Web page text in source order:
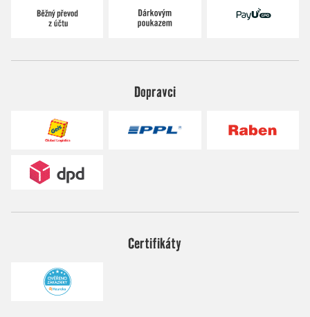
Dopravci
Certifikáty